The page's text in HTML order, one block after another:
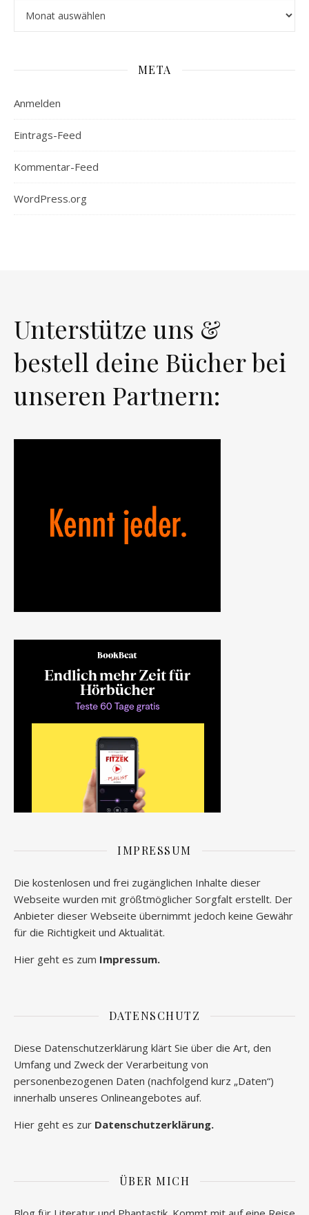
META
Anmelden
Eintrags-Feed
Kommentar-Feed
WordPress.org
Unterstütze uns &
bestell deine Bücher bei
unseren Partnern:
IMPRESSUM
Die kostenlosen und frei zugänglichen Inhalte dieser
Webseite wurden mit größtmöglicher Sorgfalt erstellt. Der
Anbieter dieser Webseite übernimmt jedoch keine Gewähr
für die Richtigkeit und Aktualität.
Hier geht es zum Impressum.
DATENSCHUTZ
Diese Datenschutzerklärung klärt Sie über die Art, den
Umfang und Zweck der Verarbeitung von
personenbezogenen Daten (nachfolgend kurz „Daten“)
innerhalb unseres Onlineangebotes auf.
Hier geht es zur Datenschutzerklärung.
ÜBER MICH